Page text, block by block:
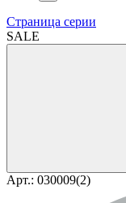
Страница серии
SALE
Арт.: 030009(2)